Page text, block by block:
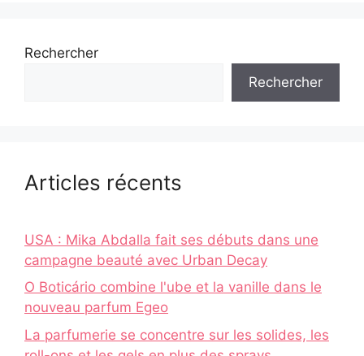
Rechercher
Rechercher
Articles récents
USA : Mika Abdalla fait ses débuts dans une
campagne beauté avec Urban Decay
O Boticário combine l'ube et la vanille dans le
nouveau parfum Egeo
La parfumerie se concentre sur les solides, les